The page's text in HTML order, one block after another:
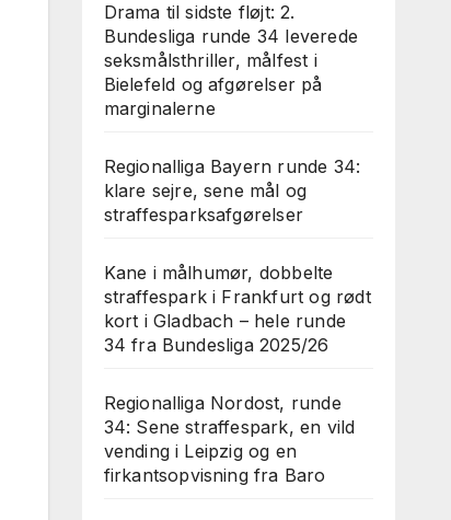
Drama til sidste fløjt: 2.
Bundesliga runde 34 leverede
seksmålsthriller, målfest i
Bielefeld og afgørelser på
marginalerne
Regionalliga Bayern runde 34:
klare sejre, sene mål og
straffesparksafgørelser
Kane i målhumør, dobbelte
straffespark i Frankfurt og rødt
kort i Gladbach – hele runde
34 fra Bundesliga 2025/26
Regionalliga Nordost, runde
34: Sene straffespark, en vild
vending i Leipzig og en
firkantsopvisning fra Baro